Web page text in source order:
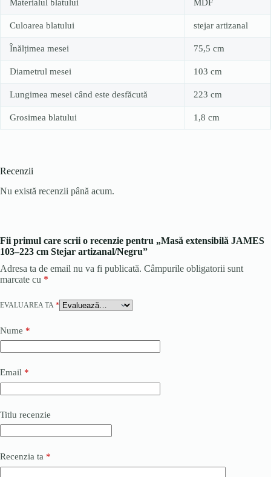
Materialul blatului MDF
Culoarea blatului stejar artizanal
Înălțimea mesei 75,5 cm
Diametrul mesei 103 cm
Lungimea mesei când este desfăcută 223 cm
Grosimea blatului 1,8 cm
Recenzii
Nu există recenzii până acum.
Fii primul care scrii o recenzie pentru „Masă extensibilă JAMES
103–223 cm Stejar artizanal/Negru”
Adresa ta de email nu va fi publicată. Câmpurile obligatorii sunt
marcate cu *
EVALUAREA TA *
Nume *
Email *
Titlu recenzie
Recenzia ta *